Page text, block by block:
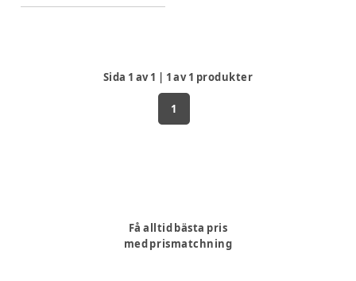
Sida 1 av1 | 1av1 produkter
1
Få alltid bästa pris
med prismatchning